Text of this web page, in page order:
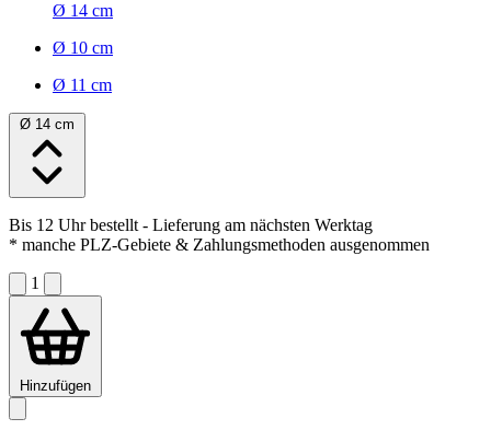
Ø 14 cm
Ø 10 cm
Ø 11 cm
Ø 14 cm
Bis 12 Uhr bestellt- Lieferung am nächsten Werktag
* manche PLZ-Gebiete & Zahlungsmethoden ausgenommen
1
Hinzufügen